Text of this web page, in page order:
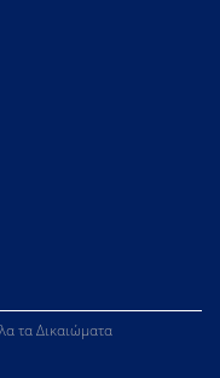
τα Δικαιώματα